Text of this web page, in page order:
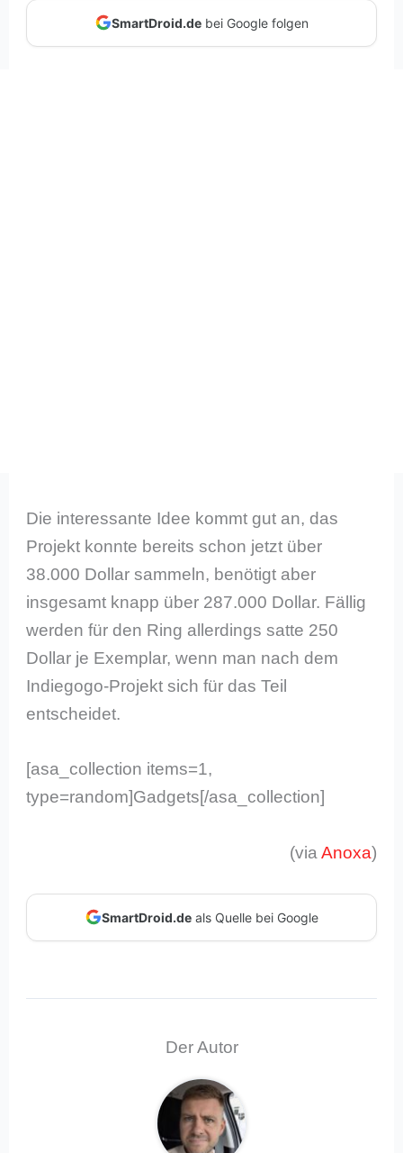
SmartDroid.debei Google folgen
Die interessante Idee kommt gut an, das
Projekt konnte bereits schon jetzt über
38.000 Dollar sammeln, benötigt aber
insgesamt knapp über 287.000 Dollar. Fällig
werden für den Ring allerdings satte 250
Dollar je Exemplar, wenn man nach dem
Indiegogo-Projekt sich für das Teil
entscheidet.
[asa_collection items=1,
type=random]Gadgets[/asa_collection]
(via Anoxa)
SmartDroid.deals Quelle bei Google
Der Autor